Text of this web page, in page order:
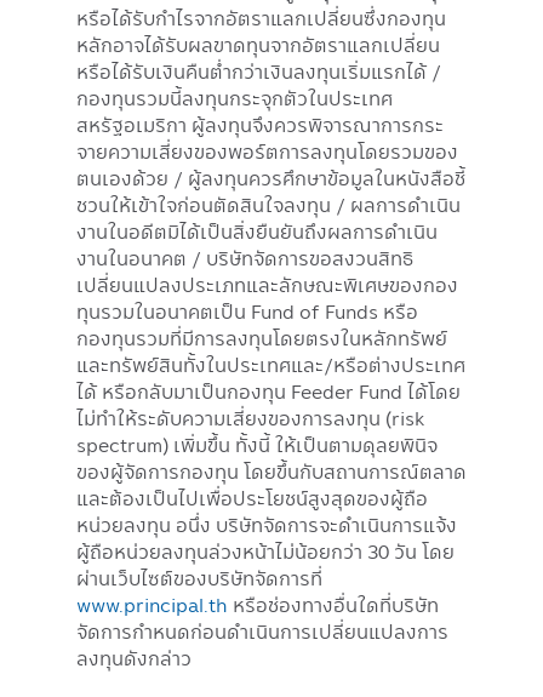
หรือได้รับกำไรจากอัตราแลกเปลี่ยนซึ่งกองทุน
หลักอาจได้รับผลขาดทุนจากอัตราแลกเปลี่ยน
หรือได้รับเงินคืนต่ำกว่าเงินลงทุนเริ่มแรกได้ /
กองทุนรวมนี้ลงทุนกระจุกตัวในประเทศ
สหรัฐอเมริกา ผู้ลงทุนจึงควรพิจารณาการกระ
จายความเสี่ยงของพอร์ตการลงทุนโดยรวมของ
ตนเองด้วย / ผู้ลงทุนควรศึกษาข้อมูลในหนังสือชี้
ชวนให้เข้าใจก่อนตัดสินใจลงทุน / ผลการดำเนิน
งานในอดีตมิได้เป็นสิ่งยืนยันถึงผลการดำเนิน
งานในอนาคต / บริษัทจัดการขอสงวนสิทธิ
เปลี่ยนแปลงประเภทและลักษณะพิเศษของกอง
ทุนรวมในอนาคตเป็น Fund of Funds หรือ
กองทุนรวมที่มีการลงทุนโดยตรงในหลักทรัพย์
และทรัพย์สินทั้งในประเทศและ/หรือต่างประเทศ
ได้ หรือกลับมาเป็นกองทุน Feeder Fund ได้โดย
ไม่ทำให้ระดับความเสี่ยงของการลงทุน (risk
spectrum) เพิ่มขึ้น ทั้งนี้ ให้เป็นตามดุลยพินิจ
ของผู้จัดการกองทุน โดยขึ้นกับสถานการณ์ตลาด
และต้องเป็นไปเพื่อประโยชน์สูงสุดของผู้ถือ
หน่วยลงทุน อนึ่ง บริษัทจัดการจะดำเนินการแจ้ง
ผู้ถือหน่วยลงทุนล่วงหน้าไม่น้อยกว่า 30 วัน โดย
ผ่านเว็บไซต์ของบริษัทจัดการที่
www.principal.th หรือช่องทางอื่นใดที่บริษัท
จัดการกำหนดก่อนดำเนินการเปลี่ยนแปลงการ
ลงทุนดังกล่าว